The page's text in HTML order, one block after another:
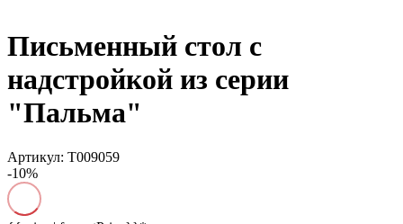
Письменный стол с
надстройкой из серии
"Пальма"
Артикул: Т009059
-10%